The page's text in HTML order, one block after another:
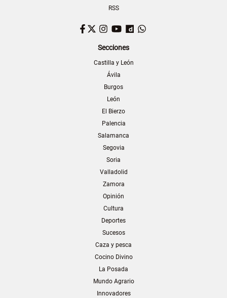
RSS
Facebook
TwitterInstagram
YouTubeDailymotion
Secciones
Castilla y León
Ávila
Burgos
León
El Bierzo
Palencia
Salamanca
Segovia
Soria
Valladolid
Zamora
Opinión
Cultura
Deportes
Sucesos
Caza y pesca
Cocino Divino
La Posada
Mundo Agrario
Innovadores